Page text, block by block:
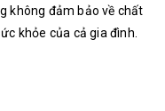
không đảm bảo về chất
khỏe của cả gia đình.